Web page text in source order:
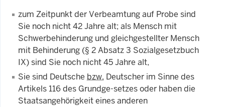
zum Zeitpunkt der Verbeamtung auf Probe sind
Sie noch nicht 42 Jahre alt; als Mensch mit
Schwerbehinderung und gleichgestellter Mensch
mit Behinderung (§ 2 Absatz 3 Sozialgesetzbuch
IX) sind Sie noch nicht 45 Jahre alt,
Sie sind Deutsche bzw. Deutscher im Sinne des
Artikels 116 des Grundge-setzes oder haben die
Staatsangehörigkeit eines anderen